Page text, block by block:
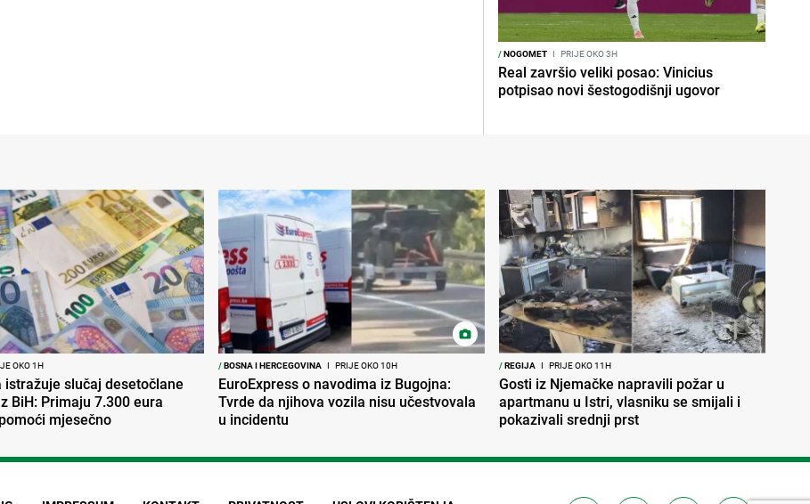
/NOGOMET I PRIJE OKO 3H
Real završio veliki posao: Vinicius
potpisao novi šestogodišnji ugovor
OKO 1H
istražuje slučaj desetočlane
BiH: Primaju 7.300 eura
mjesečno
/BOSNA I HERCEGOVINA I PRIJE OKO 10H
EuroExpress o navodima iz Bugojna:
Tvrde da njihova vozila nisu učestvovala
u incidentu
/REGIJA I PRIJE OKO 11H
Gosti iz Njemačke napravili požar u
apartmanu u Istri, vlasniku se smijali i
pokazivali srednji prst